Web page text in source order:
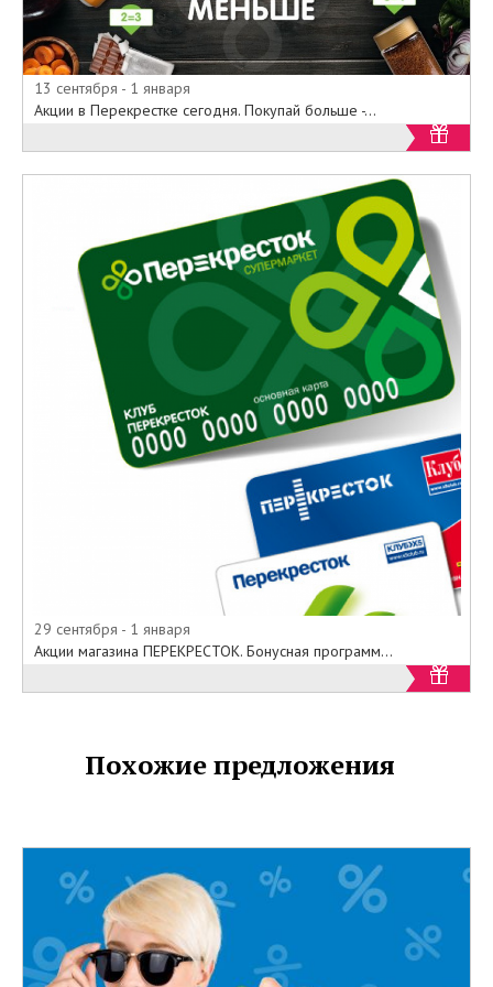
13 сентября - 1 января
Акции в Перекрестке сегодня. Покупай больше -...
29 сентября - 1 января
Акции магазина ПЕРЕКРЕСТОК. Бонусная программ...
Похожие предложения